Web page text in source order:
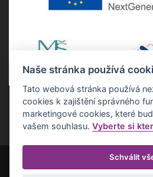
Copyright ©2022 Základní škola Nepomuk.
Naše stránka používá
Tato webová stránka používá
cookies k zajištění správného
marketingové cookies, které
vašem souhlasu.Vyberte si
Schválit